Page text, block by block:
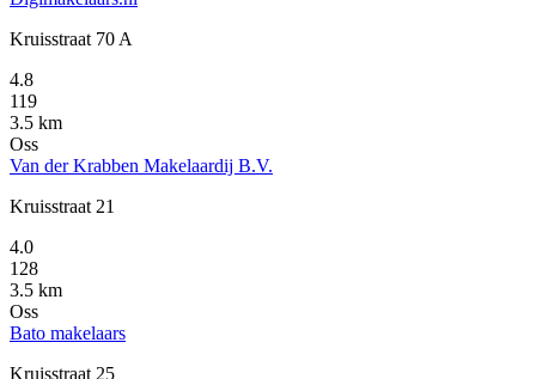
Kruisstraat 70 A
4.8
119
3.5 km
Oss
Van der Krabben Makelaardij B.V.
Kruisstraat 21
4.0
128
3.5 km
Oss
Bato makelaars
Kruisstraat 25